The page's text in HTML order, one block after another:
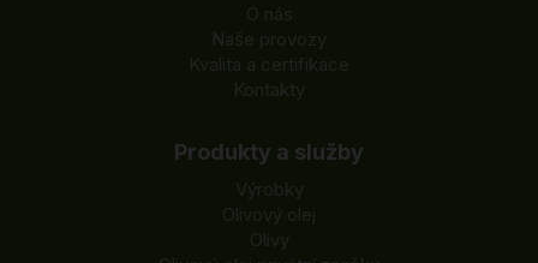
O nás
Naše provozy
Kvalita a certifikace
Kontakty
Produkty a služby
Výrobky
Olivový olej
Olivy